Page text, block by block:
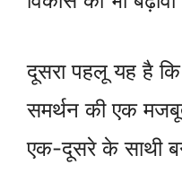
दूसरा पहलू यह है कि
समर्थन की एक
एक-दूसरे के साथी